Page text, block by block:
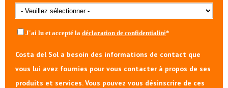
J'ai lu et accepté la déclaration de confidentialité*
Costa del Sol a besoin des informations de contact que
vous lui avez fournies pour vous contacter à propos de ses
produits et services. Vous pouvez vous désinscrire de ces